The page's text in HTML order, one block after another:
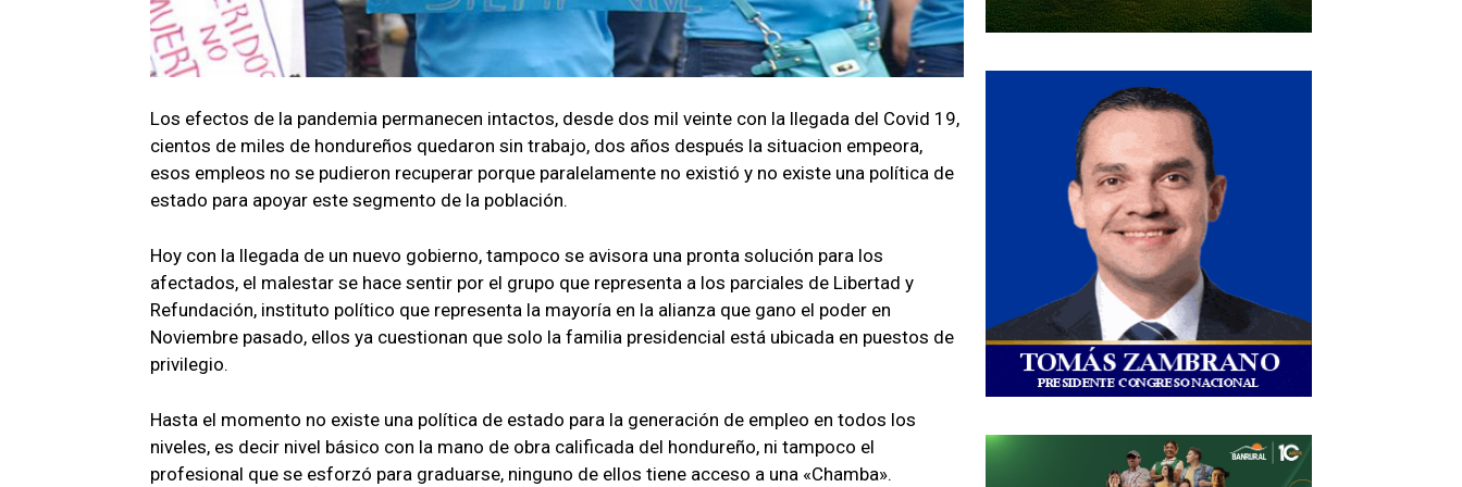
Los efectos de la pandemia permanecen intactos, desde dos mil veinte con la llegada del Covid 19,
cientos de miles de hondureños quedaron sin trabajo, dos años después la situacion empeora,
esos empleos no se pudieron recuperar porque paralelamente no existió y no existe una política de
estado para apoyar este segmento de la población.
Hoy con la llegada de un nuevo gobierno, tampoco se avisora una pronta solución para los
afectados, el malestar se hace sentir por el grupo que representa a los parciales de Libertad y
Refundación, instituto político que representa la mayoría en la alianza que gano el poder en
Noviembre pasado, ellos ya cuestionan que solo la familia presidencial está ubicada en puestos de
privilegio.
Hasta el momento no existe una política de estado para la generación de empleo en todos los
niveles, es decir nivel básico con la mano de obra calificada del hondureño, ni tampoco el
profesional que se esforzó para graduarse, ninguno de ellos tiene acceso a una «Chamba».